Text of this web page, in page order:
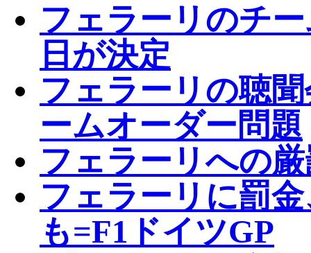
フェラーリのチ
日が決定
フェラーリの聴
ームオーダー問題
フェラーリへの
フェラーリに罰
も=F1ドイツGP